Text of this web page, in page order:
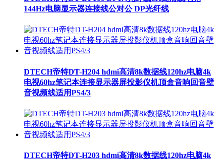
144Hz电脑显示器连接线公对公 DP光纤线
DTECH帝特DT-H204 hdmi高清8k数据线120hz电脑4k
电视60hz笔记本连接显示器屏投影仪机顶盒音响回音壁
音视频线适用PS4/3
DTECH帝特DT-H203 hdmi高清8k数据线120hz电脑4k